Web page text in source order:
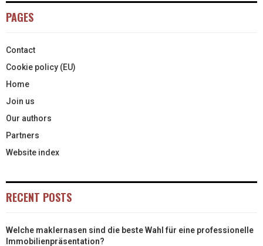
PAGES
Contact
Cookie policy (EU)
Home
Join us
Our authors
Partners
Website index
RECENT POSTS
Welche maklernasen sind die beste Wahl für eine professionelle
Immobilienpräsentation?